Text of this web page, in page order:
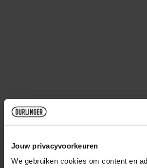
Jouw privacyvoorkeuren
We gebruiken cookies om content en